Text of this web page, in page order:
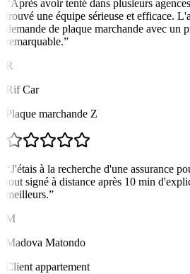
“Après avoir tenté dans plusieurs
trouvé une équipe sérieuse et efficace.
demande de plaque marchande avec un
remarquable.”
R
Rif Car
Plaque marchande Z
“J'étais à la recherche d'une assurance
tout signé à distance après 10 min
meilleurs.”
M
Madova Matondo
Client appartement